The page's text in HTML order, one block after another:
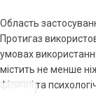
Область
Протигаз
умовах
містить не менше
фізичні та